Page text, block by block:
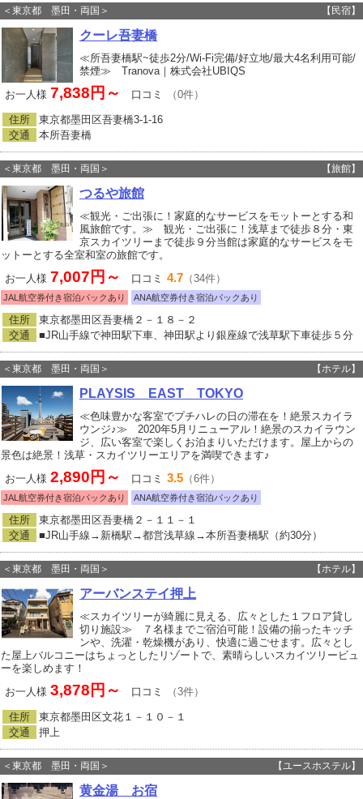
＜東京都 墨田・両国＞ 【民宿】
クーレ吾妻橋
≪所吾妻橋駅~徒歩2分/Wi-Fi完備/好立地/最大4名利用可能/
禁煙≫ Tranova｜株式会社UBIQS
お一人様 7,838円～ 口コミ （0件）
住所
東京都墨田区吾妻橋3‐1‐16
交通
本所吾妻橋
＜東京都 墨田・両国＞ 【旅館】
つるや旅館
≪観光・ご出張に！家庭的なサービスをモットーとする和
風旅館です。≫ 観光・ご出張に！浅草まで徒歩８分・東
京スカイツリーまで徒歩９分当館は家庭的なサービスをモ
ットーとする全室和室の旅館です。
お一人様 7,007円～ 口コミ 4.7 （34件）
JAL航空券付き宿泊パックあり ANA航空券付き宿泊パックあり
住所
東京都墨田区吾妻橋２－１８－２
交通
■JR山手線で神田駅下車、神田駅より銀座線で浅草駅下車徒歩５分
＜東京都 墨田・両国＞ 【ホテル】
PLAYSIS EAST TOKYO
≪色味豊かな客室でプチハレの日の滞在を！絶景スカイラ
ウンジ♪≫ 2020年5月リニューアル！絶景のスカイラウン
ジ、広い客室で楽しくお泊まりいただけます。屋上からの
景色は絶景！浅草・スカイツリーエリアを満喫できます♪
お一人様 2,890円～ 口コミ 3.5 （6件）
JAL航空券付き宿泊パックあり ANA航空券付き宿泊パックあり
住所
東京都墨田区吾妻橋２－１１－１
交通
■JR山手線→新橋駅→都営浅草線→本所吾妻橋駅（約30分）
＜東京都 墨田・両国＞ 【ホテル】
アーバンステイ押上
≪スカイツリーが綺麗に見える、広々とした１フロア貸し
切り施設≫ ７名様までご宿泊可能！設備の揃ったキッチ
ンや、洗濯・乾燥機があり、快適に過ごせます。広々とし
た屋上バルコニーはちょっとしたリゾートで、素晴らしいスカイツリービュ
ーを楽しめます！
お一人様 3,878円～ 口コミ （3件）
住所
東京都墨田区文花１－１０－１
交通
押上
＜東京都 墨田・両国＞ 【ユースホステル】
黄金湯 お宿